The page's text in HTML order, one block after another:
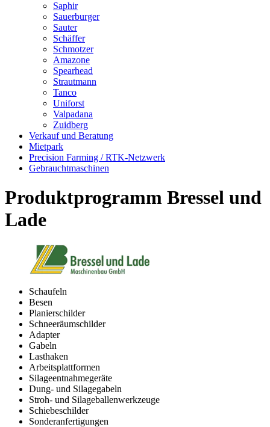
Saphir
Sauerburger
Sauter
Schäffer
Schmotzer
Amazone
Spearhead
Strautmann
Tanco
Uniforst
Valpadana
Zuidberg
Verkauf und Beratung
Mietpark
Precision Farming / RTK-Netzwerk
Gebrauchtmaschinen
Produktprogramm Bressel und
Lade
Schaufeln
Besen
Planierschilder
Schneeräumschilder
Adapter
Gabeln
Lasthaken
Arbeitsplattformen
Silageentnahmegeräte
Dung- und Silagegabeln
Stroh- und Silageballenwerkzeuge
Schiebeschilder
Sonderanfertigungen